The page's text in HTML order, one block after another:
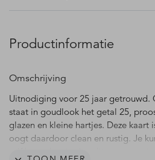
Productinformatie
Omschrijving
Uitnodiging voor 25 jaar getrouwd.
staat in goudlook het getal 25,
glazen en kleine hartjes. Deze kaart
oogt daardoor clean en rustig. Je